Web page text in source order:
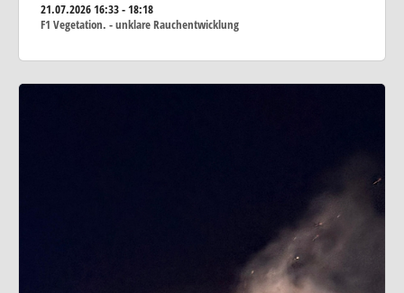
21.07.202616:33 - 18:18
F1 Vegetation. - unklare Rauchentwicklung